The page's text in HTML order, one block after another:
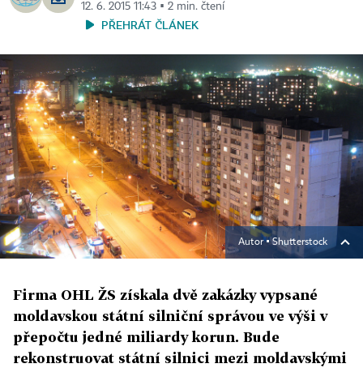
12. 6. 2015 11:43 ▪ 2 min. čtení
PŘEHRÁT ČLÁNEK
Autor ▪Shutterstock
Firma OHL ŽS získala dvě zakázky vypsané
moldavskou státní silniční správou ve výši v
přepočtu jedné miliardy korun. Bude
rekonstruovat státní silnici mezi moldavskými